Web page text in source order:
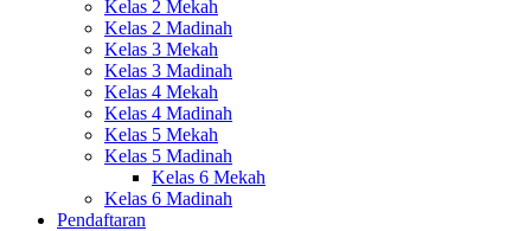
Kelas 2 Mekah
Kelas 2 Madinah
Kelas 3 Mekah
Kelas 3 Madinah
Kelas 4 Mekah
Kelas 4 Madinah
Kelas 5 Mekah
Kelas 5 Madinah
Kelas 6 Mekah
Kelas 6 Madinah
Pendaftaran